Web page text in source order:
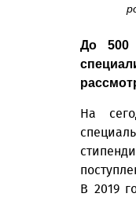
До 500
На
В 2019